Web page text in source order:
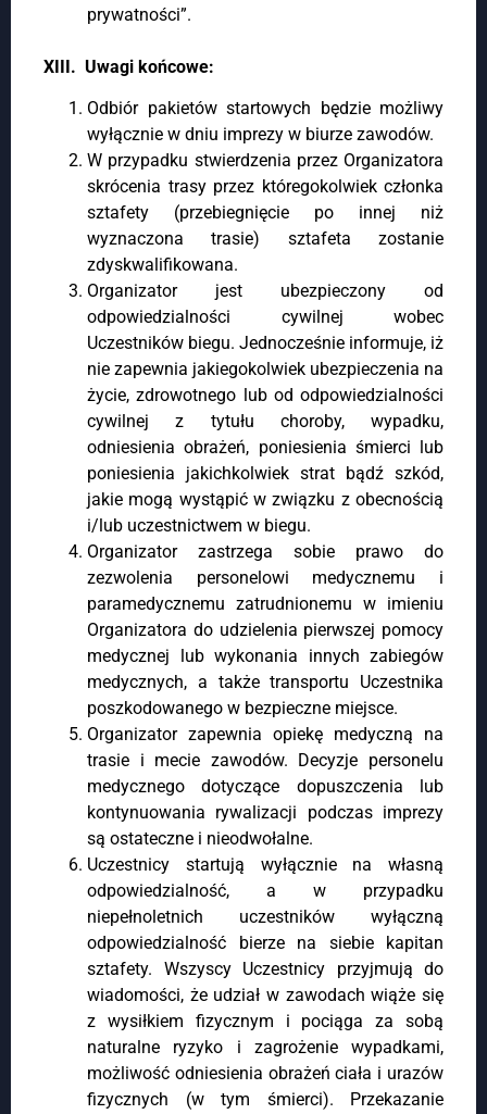
prywatności”.
XIII. Uwagi końcowe:
Odbiór pakietów startowych będzie możliwy
wyłącznie w dniu imprezy w biurze zawodów.
W przypadku stwierdzenia przez Organizatora
skrócenia trasy przez któregokolwiek członka
sztafety (przebiegnięcie po innej niż
wyznaczona trasie) sztafeta zostanie
zdyskwalifikowana.
Organizator jest ubezpieczony od
odpowiedzialności cywilnej wobec
Uczestników biegu. Jednocześnie informuje, iż
nie zapewnia jakiegokolwiek ubezpieczenia na
życie, zdrowotnego lub od odpowiedzialności
cywilnej z tytułu choroby, wypadku,
odniesienia obrażeń, poniesienia śmierci lub
poniesienia jakichkolwiek strat bądź szkód,
jakie mogą wystąpić w związku z obecnością
i/lub uczestnictwem w biegu.
Organizator zastrzega sobie prawo do
zezwolenia personelowi medycznemu i
paramedycznemu zatrudnionemu w imieniu
Organizatora do udzielenia pierwszej pomocy
medycznej lub wykonania innych zabiegów
medycznych, a także transportu Uczestnika
poszkodowanego w bezpieczne miejsce.
Organizator zapewnia opiekę medyczną na
trasie i mecie zawodów. Decyzje personelu
medycznego dotyczące dopuszczenia lub
kontynuowania rywalizacji podczas imprezy
są ostateczne i nieodwołalne.
Uczestnicy startują wyłącznie na własną
odpowiedzialność, a w przypadku
niepełnoletnich uczestników wyłączną
odpowiedzialność bierze na siebie kapitan
sztafety. Wszyscy Uczestnicy przyjmują do
wiadomości, że udział w zawodach wiąże się
z wysiłkiem fizycznym i pociąga za sobą
naturalne ryzyko i zagrożenie wypadkami,
możliwość odniesienia obrażeń ciała i urazów
fizycznych (w tym śmierci). Przekazanie